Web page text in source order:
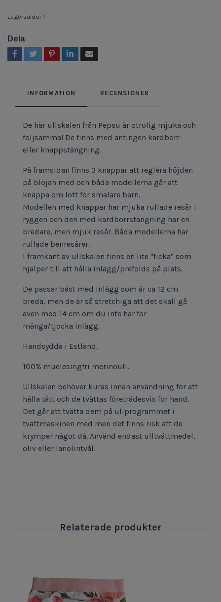
Lagersaldo: 1
Dela
INFORMATION RECENSIONER
De här ullskalen från Pepsu är otrolig mjuka och
följsamma! De finns med antingen kardborr-
eller knappstängning.
På framsidan finns 3 knappar att reglera höjden
på blöjan med och båda modellerna går att
knäppa om lott för smalare barn.
Modellen med knappar har mjuka rullade resår i
ryggen och den med kardborrstängning har en
bredare, men mjuk resår. Båda modellerna har
rullade benresårer.
I framkant av ullskalen finns en lite "ficka" som
hjälper till att hålla inlägg/prefolds på plats.
De passar bäst med inlägg som är ca 12 cm
breda, men de är så stretchiga att det skall gå
även med 14 cm om du inte har för
många/tjocka inlägg.
Handsydda i Estland.
100% muelesingfri merinoull.
Ullskalen behöver kuras innan användning för att
hålla tätt och de tvättas företrädesvis för hand.
Det går att tvätta dem på ullprogrammet i
tvättmaskinen med men det finns risk att de
krymper något då. Använd endast ulltvättmedel,
oliv eller lanolintvål.